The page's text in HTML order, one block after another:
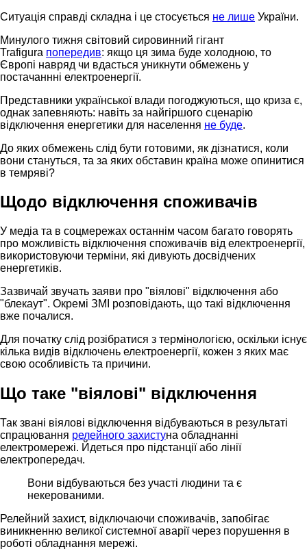
Ситуація справді складна і це стосується не лише України.
Минулого тижня світовий сировинний гігант
Trafigura попередив: якщо ця зима буде холодною, то
Європі навряд чи вдасться уникнути обмежень у
постачаннні електроенергії.
Представники української влади погоджуються, що криза є,
однак запевняють: навіть за найгіршого сценарію
відключення енергетики для населення не буде.
До яких обмежень слід бути готовими, як дізнатися, коли
вони стануться, та за яких обставин країна може опинитися
в темряві?
Щодо відключення споживачів
У медіа та в соцмережах останнім часом багато говорять
про можливість відключення споживачів від електроенергії,
використовуючи терміни, які дивують досвідчених
енергетиків.
Зазвичай звучать заяви про "віялові" відключення або
"блекаут". Окремі ЗМІ розповідають, що такі відключення
вже почалися.
Для початку слід розібратися з термінологією, оскільки існує
кілька видів відключень електроенергії, кожен з яких має
свою особливість та причини.
Що таке "віялові" відключення
Так звані віялові відключення відбуваються в результаті
спрацювання релейного захистуна обладнанні
електромережі. Йдеться про підстанції або лінії
електропередач.
Вони відбуваються без участі людини та є
некерованими.
Релейний захист, відключаючи споживачів, запобігає
виникненню великої системної аварії через порушення в
роботі обладнання мережі.